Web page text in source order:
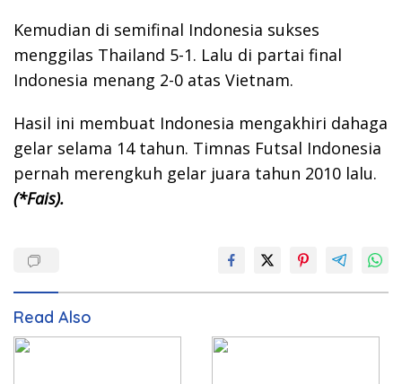
Kemudian di semifinal Indonesia sukses
menggilas Thailand 5-1. Lalu di partai final
Indonesia menang 2-0 atas Vietnam.
Hasil ini membuat Indonesia mengakhiri dahaga
gelar selama 14 tahun. Timnas Futsal Indonesia
pernah merengkuh gelar juara tahun 2010 lalu.
(*Fais).
Read Also